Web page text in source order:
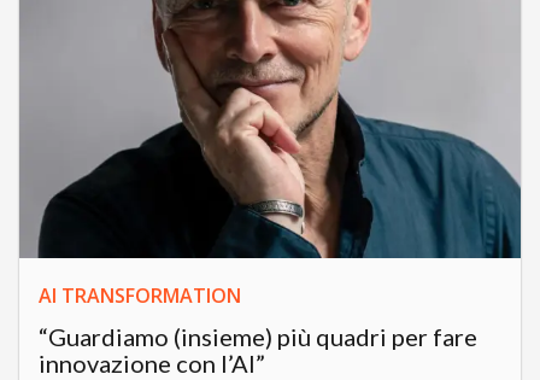
AI TRANSFORMATION
“Guardiamo (insieme) più quadri per fare
innovazione con l’AI”